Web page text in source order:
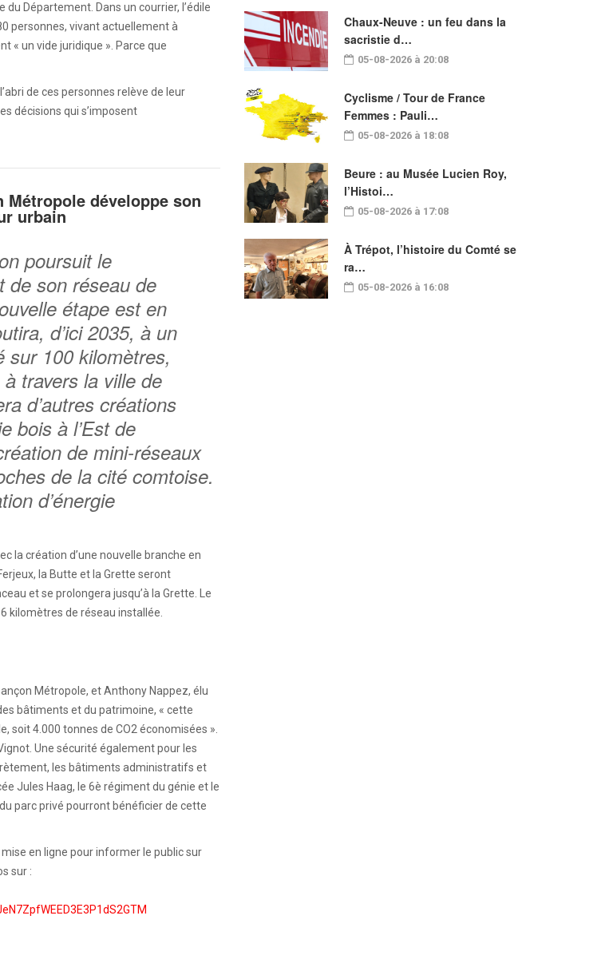
du Département. Dans un courrier, l’édile
personnes, vivant actuellement à
« un vide juridique ». Parce que
de ces personnes relève de leur
décisions qui s’imposent
Métropole développe son
urbain
poursuit le
de son réseau de
étape est en
d’ici 2035, à un
sur 100 kilomètres,
à travers la ville de
d’autres créations
bois à l’Est de
de mini-réseaux
de la cité comtoise.
d’énergie
la création d’une nouvelle branche en
la Butte et la Grette seront
et se prolongera jusqu’à la Grette. Le
kilomètres de réseau installée.
Métropole, et Anthony Nappez, élu
bâtiments et du patrimoine, « cette
soit 4.000 tonnes de CO2 économisées ».
Une sécurité également pour les
les bâtiments administratifs et
Jules Haag, le 6è régiment du génie et le
parc privé pourront bénéficier de cette
en ligne pour informer le public sur
sur :
Chaux-Neuve : un feu dans la
sacristie d…
05-08-2026 à 20:08
Cyclisme / Tour de France
Femmes : Pauli…
05-08-2026 à 18:08
Beure : au Musée Lucien Roy,
l’Histoi…
05-08-2026 à 17:08
À Trépot, l’histoire du Comté se
ra…
05-08-2026 à 16:08